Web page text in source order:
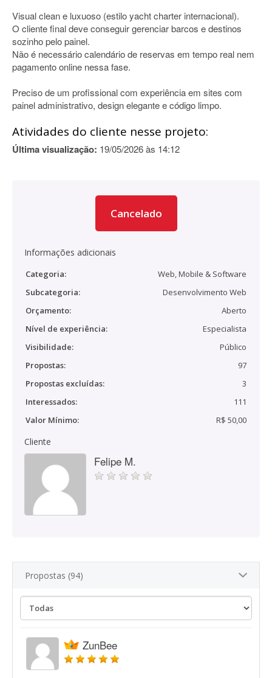
Visual clean e luxuoso (estilo yacht charter internacional).
O cliente final deve conseguir gerenciar barcos e destinos
sozinho pelo painel.
Não é necessário calendário de reservas em tempo real nem
pagamento online nessa fase.
Preciso de um profissional com experiência em sites com
painel administrativo, design elegante e código limpo.
Atividades do cliente nesse projeto:
Última visualização: 19/05/2026 às 14:12
Cancelado
Informações adicionais
Categoria:
Web, Mobile & Software
Subcategoria:
Desenvolvimento Web
Orçamento:
Aberto
Nível de experiência:
Especialista
Visibilidade:
Público
Propostas:
97
Propostas excluídas:
3
Interessados:
111
Valor Mínimo:
R$ 50,00
Cliente
Felipe M.
Propostas (94)
ZunBee